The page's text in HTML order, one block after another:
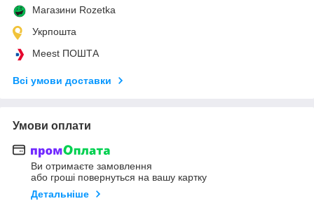
Магазини Rozetka
Укрпошта
Meest ПОШТА
Всі умови доставки
Умови оплати
Ви отримаєте замовлення
або гроші повернуться на вашу картку
Детальніше